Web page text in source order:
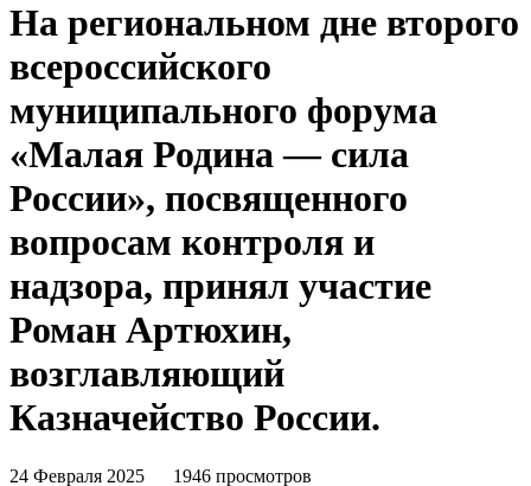
На региональном дне второго
всероссийского
муниципального форума
«Малая Родина — сила
России», посвященного
вопросам контроля и
надзора, принял участие
Роман Артюхин,
возглавляющий
Казначейство России.
24 Февраля 2025 1946 просмотров